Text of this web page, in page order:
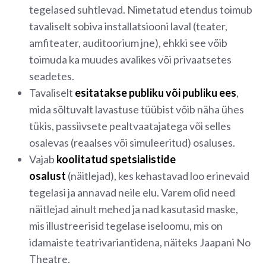
tegelased suhtlevad. Nimetatud etendus toimub
tavaliselt sobiva installatsiooni laval (teater,
amfiteater, auditoorium jne), ehkki see võib
toimuda ka muudes avalikes või privaatsetes
seadetes.
Tavaliselt esitatakse publiku või publiku ees,
mida sõltuvalt lavastuse tüübist võib näha ühes
tükis, passiivsete pealtvaatajatega või selles
osalevas (reaalses või simuleeritud) osaluses.
Vajab koolitatud spetsialistide
osalust (näitlejad), kes kehastavad loo erinevaid
tegelasi ja annavad neile elu. Varem olid need
näitlejad ainult mehed ja nad kasutasid maske,
mis illustreerisid tegelase iseloomu, mis on
idamaiste teatrivariantidena, näiteks Jaapani No
Theatre.